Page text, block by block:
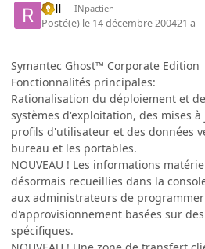
Rell INpactien
Posté(e) le 14 décembre 200421 a
Symantec Ghost™ Corporate Edition
Fonctionnalités principales:
Rationalisation du déploiement et
systèmes d'exploitation, des mises
profils d'utilisateur et des données
bureau et les portables.
NOUVEAU ! Les informations
désormais recueillies dans la
aux administrateurs de
d'approvisionnement basées sur
spécifiques.